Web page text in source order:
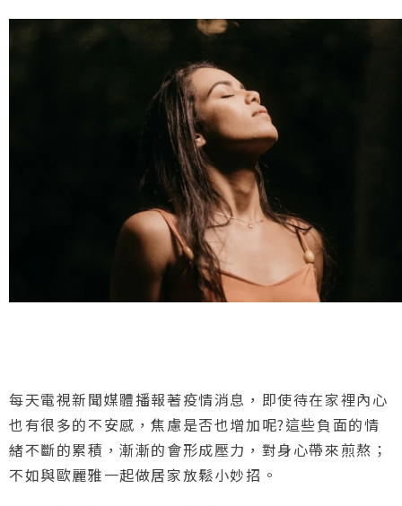
每天電視新聞媒體播報著疫情消息，即使待在家裡內心
也有很多的不安感，焦慮是否也增加呢?這些負面的情
緒不斷的累積，漸漸的會形成壓力，對身心帶來煎熬；
不如與歐麗雅一起做居家放鬆小妙招。